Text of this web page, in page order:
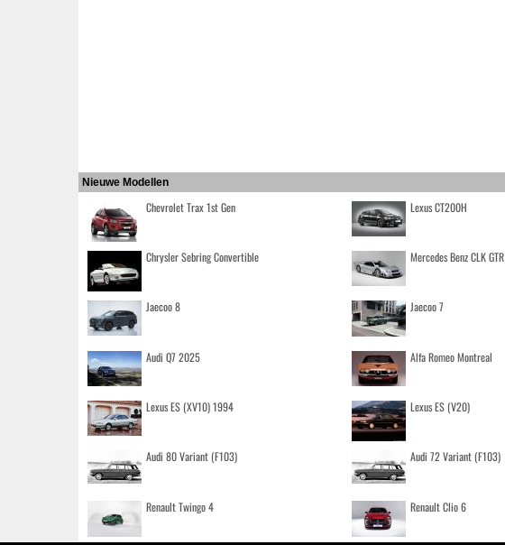
Nieuwe Modellen
Chevrolet Trax 1st Gen Lexus CT200H
Chrysler Sebring Convertible Mercedes Benz CLK GTR
Jaecoo 8 Jaecoo 7
Audi Q7 2025 Alfa Romeo Montreal
Lexus ES (XV10) 1994 Lexus ES (V20)
Audi 80 Variant (F103) Audi 72 Variant (F103)
Renault Twingo 4 Renault Clio 6